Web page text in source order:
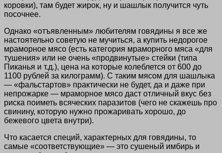
коровки), там будет жирок, ну и шашлык получится чуть
посочнее.
Однако «отъявленным» любителям говядины я все же
настоятельно советую не мучиться, а купить недорогое
мраморное мясо (есть категория мраморного мяса «для
тушения» или не очень «продвинутые» стейки (типа
Пиканья и т.д.), цена на которые колеблется от 600 до
1100 рублей за килограмм). С таким мясом для шашлыка
— «фальстартов» практически не будет, да и даже при
непрожарке — мраморное мясо даст отличный вкус без
риска поиметь всяческих паразитов (чего не скажешь про
свинину, которую нужно прожаривать хорошо, до
бежевого цвета внутри).
Что касается специй, характерных для говядины, то
самые «соответствующие» — это сушеный имбирь и